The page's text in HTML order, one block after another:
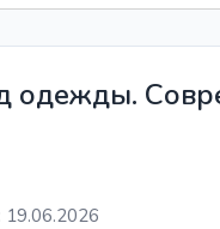
одежды.
19.06.2026